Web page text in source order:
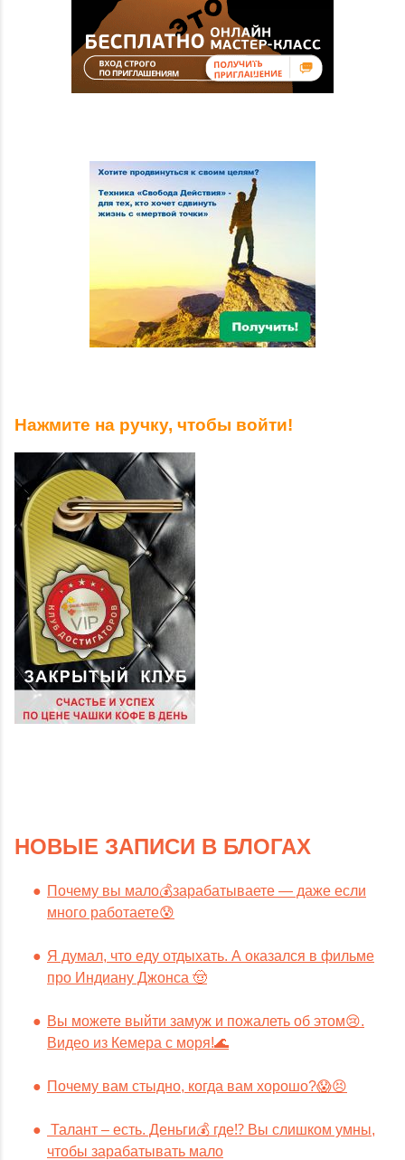
Нажмите на ручку, чтобы войти!
НОВЫЕ ЗАПИСИ В БЛОГАХ
Почему вы мало💰зарабатываете — даже если
много работаете😰
Я думал, что еду отдыхать. А оказался в фильме
про Индиану Джонса 🤠
Вы можете выйти замуж и пожалеть об этом😢.
Видео из Кемера с моря!🌊
Почему вам стыдно, когда вам хорошо?😱😣
Талант – есть. Деньги💰 где⁉️ Вы слишком умны,
чтобы зарабатывать мало